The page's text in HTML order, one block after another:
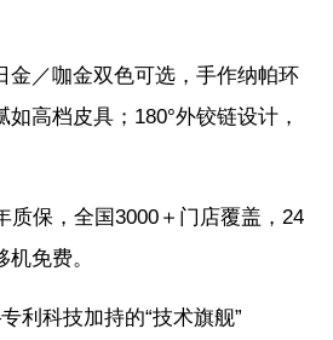
金／咖金双色可选，手作纳帕环
高档皮具；180°外铰链设计，
质保，全国3000＋门店覆盖，24
免费。
科技加持的“技术旗舰”